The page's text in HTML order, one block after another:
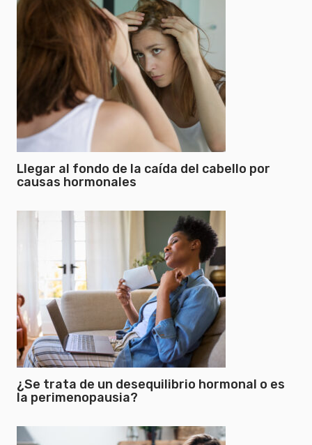
Llegar al fondo de la caída del cabello por
causas hormonales
¿Se trata de un desequilibrio hormonal o es
la perimenopausia?